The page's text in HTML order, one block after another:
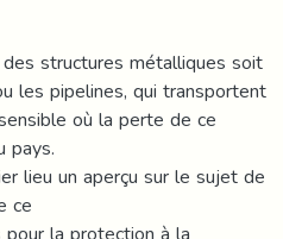
structures métalliques soit
les pipelines, qui transportent
où la perte de ce
pays.
lieu un aperçu sur le sujet de
ce